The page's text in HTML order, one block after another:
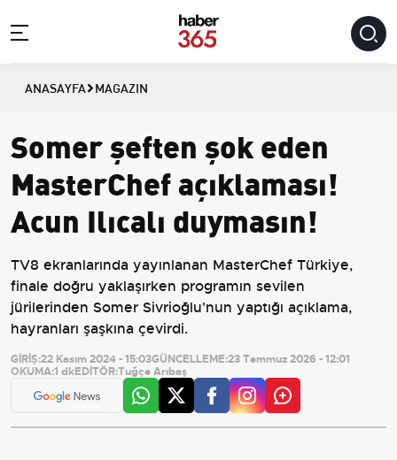
ANASAYFA MAGAZIN
Somer şeften şok eden
MasterChef açıklaması!
Acun Ilıcalı duymasın!
TV8 ekranlarında yayınlanan MasterChef Türkiye,
finale doğru yaklaşırken programın sevilen
jürilerinden Somer Sivrioğlu'nun yaptığı açıklama,
hayranları şaşkına çevirdi.
GİRİŞ:22 Kasım 2024 - 15:03GÜNCELLEME:23 Temmuz 2026 - 12:01
OKUMA:1 dkEDİTÖR:Tuğçe Arıbaş